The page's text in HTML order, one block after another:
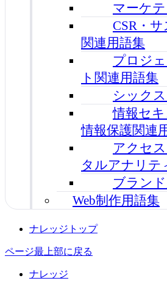
マーケ
CSR・
関連用語集
プロジ
ト関連用語集
シック
情報セ
情報保護関連
アクセ
タルアナリテ
ブラン
Web制作用語集
ナレッジトップ
ページ最上部に戻る
ナレッジ